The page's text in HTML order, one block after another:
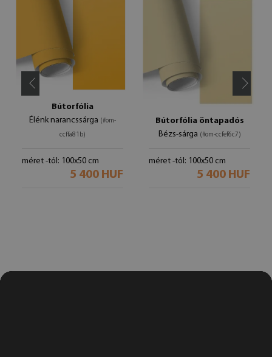
Bútorfólia
Élénk narancssárga (#om-
ccffa81b)
méret -tól: 100x50 cm
5 400 HUF
Bútorfólia öntapadós
Bézs-sárga (#om-ccfef6c7)
méret -tól: 100x50 cm
5 400 HUF